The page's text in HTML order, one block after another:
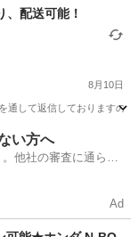
、配送可能！
8月10日
通して返信しております
い方へ
他社の審査に通らな
Ad